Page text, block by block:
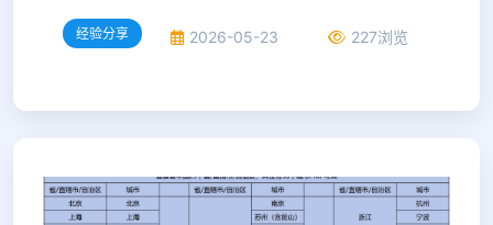
经验分享 2026-05-23 227浏览